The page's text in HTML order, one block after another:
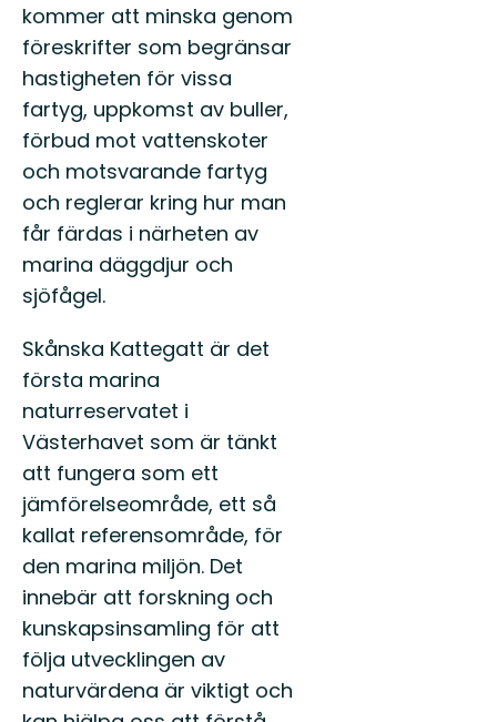
kommer att minska genom
föreskrifter som begränsar
hastigheten för vissa
fartyg, uppkomst av buller,
förbud mot vattenskoter
och motsvarande fartyg
och reglerar kring hur man
får färdas i närheten av
marina däggdjur och
sjöfågel.
Skånska Kattegatt är det
första marina
naturreservatet i
Västerhavet som är tänkt
att fungera som ett
jämförelseområde, ett så
kallat referensområde, för
den marina miljön. Det
innebär att forskning och
kunskapsinsamling för att
följa utvecklingen av
naturvärdena är viktigt och